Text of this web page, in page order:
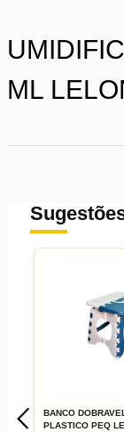
ML
BANCO
PLASTICO PEQ